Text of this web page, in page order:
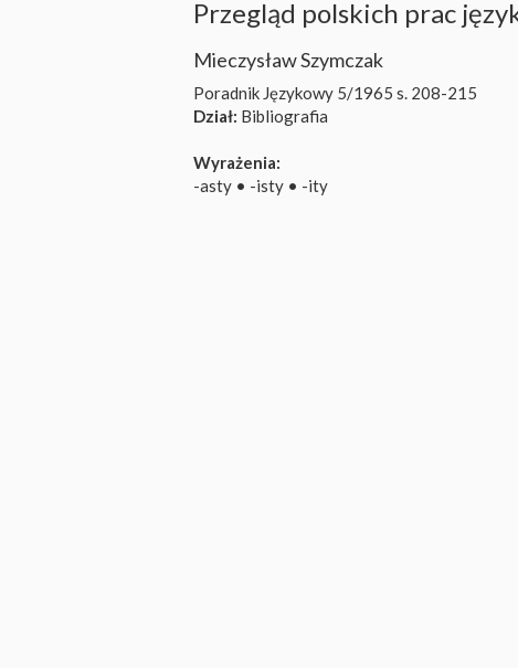
Przegląd polskich prac
Mieczysław Szymczak
Poradnik Językowy 5/1965 s. 208-215
Dział: Bibliografia
Wyrażenia:
-asty • -isty • -ity